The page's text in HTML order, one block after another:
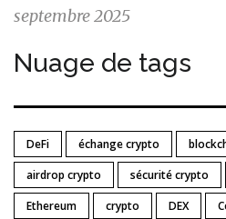
septembre 2025
Nuage de tags
DeFi échange crypto
airdrop crypto
sécurité crypto
Ethereum
crypto DEX